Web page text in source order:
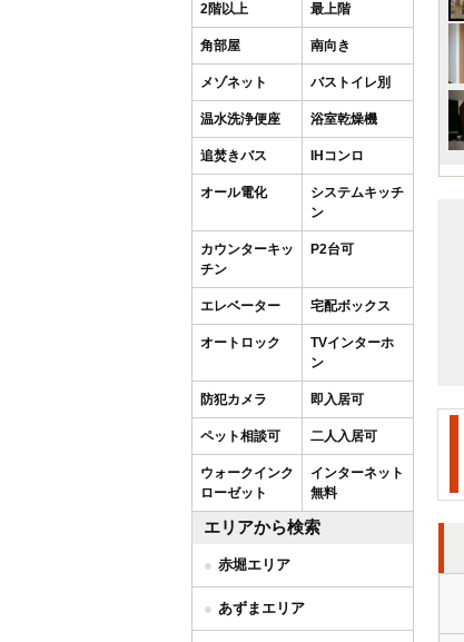
2階以上 最上階
角部屋 南向き
メゾネット バストイレ別
温水洗浄便座 浴室乾燥機
追焚きバス IHコンロ
オール電化
システムキッチ
ン
カウンターキッ
チン
P2台可
エレベーター 宅配ボックス
オートロック
TVインターホ
ン
防犯カメラ 即入居可
ペット相談可 二人入居可
ウォークインク
ローゼット
インターネット
無料
エリアから検索
赤堀エリア
あずまエリア